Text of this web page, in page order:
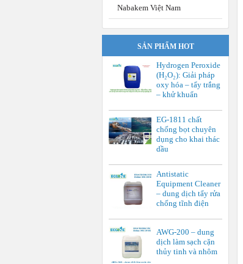
Nabakem Việt Nam
SẢN PHẨM HOT
Hydrogen Peroxide
(H₂O₂): Giải pháp
oxy hóa – tẩy trắng
– khử khuẩn
EG-1811 chất
chống bọt chuyên
dụng cho khai thác
dầu
Antistatic
Equipment Cleaner
– dung dịch tẩy rửa
chống tĩnh điện
AWG-200 – dung
dịch làm sạch cặn
thủy tinh và nhôm